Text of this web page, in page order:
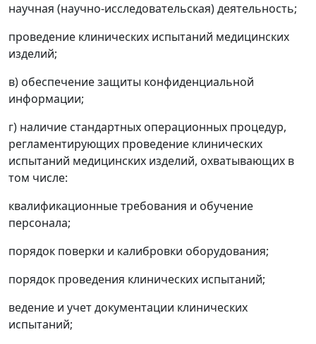
научная (научно-исследовательская) деятельность;
проведение клинических испытаний медицинских
изделий;
в) обеспечение защиты конфиденциальной
информации;
г) наличие стандартных операционных процедур,
регламентирующих проведение клинических
испытаний медицинских изделий, охватывающих в
том числе:
квалификационные требования и обучение
персонала;
порядок поверки и калибровки оборудования;
порядок проведения клинических испытаний;
ведение и учет документации клинических
испытаний;